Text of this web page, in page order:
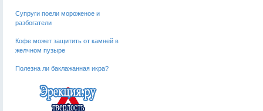
Супруги поели мороженое и
разбогатели
Кофе может защитить от камней в
желчном пузыре
Полезна ли баклажанная икра?